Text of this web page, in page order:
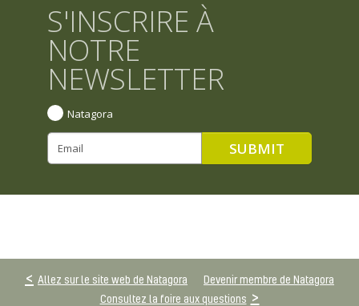
S'INSCRIRE À
NOTRE
NEWSLETTER
Natagora
Allez sur le site web de Natagora
Devenir membre de Natagora
Consultez la foire aux questions